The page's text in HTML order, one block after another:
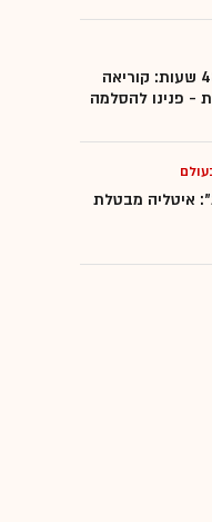
שלוש זירות ב־48 שעות: קוריאה
- פנינו להסלמה
איטליה מבטלת